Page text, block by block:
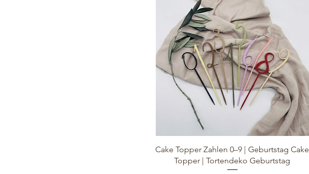
Cake Topper Zahlen 0–9 | Geburtstag Cake
Topper | Tortendeko Geburtstag